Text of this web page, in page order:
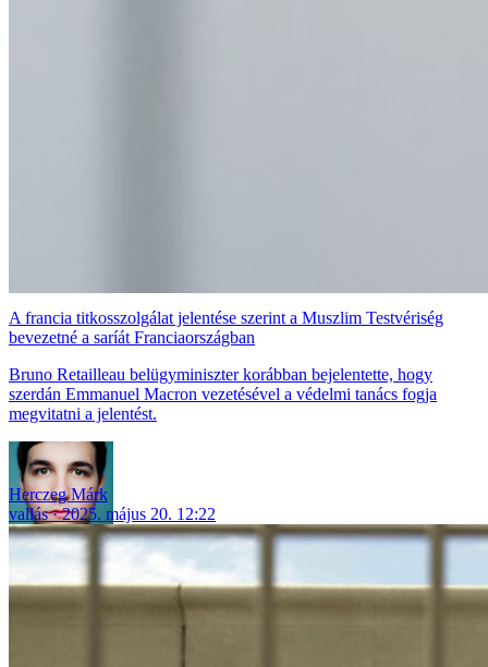
A francia titkosszolgálat jelentése szerint a Muszlim Testvériség
bevezetné a saríát Franciaországban
Bruno Retailleau belügyminiszter korábban bejelentette, hogy
szerdán Emmanuel Macron vezetésével a védelmi tanács fogja
megvitatni a jelentést.
Herczeg Márk
vallás
2025. május 20. 12:22